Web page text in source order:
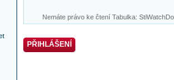
Nemáte právo ke čtení Tabulka:
PŘIHLÁŠENÍ